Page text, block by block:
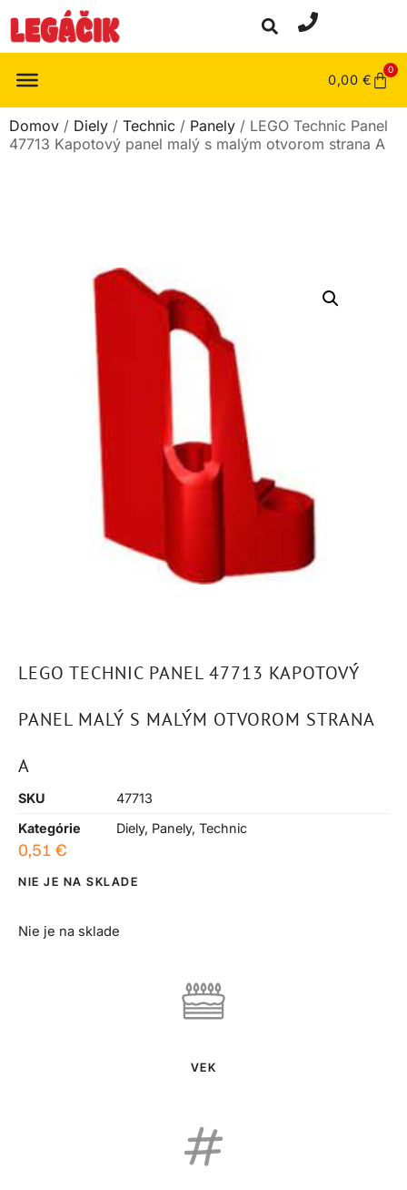
0,00 €
0
Domov / Diely / Technic / Panely / LEGO Technic Panel
47713 Kapotový panel malý s malým otvorom strana A
LEGO TECHNIC PANEL 47713 KAPOTOVÝ
PANEL MALÝ S MALÝM OTVOROM STRANA
A
SKU
47713
Kategórie
Diely, Panely, Technic
0,51 €
NIE JE NA SKLADE
Nie je na sklade
VEK